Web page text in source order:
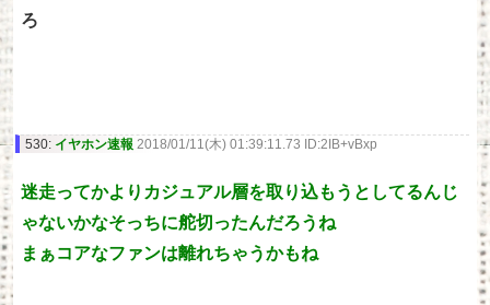
ろ
530: イヤホン速報 2018/01/11(木) 01:39:11.73 ID:2IB+vBxp
迷走ってかよりカジュアル層を取り込もうとしてるんじ
ゃないかなそっちに舵切ったんだろうね
まぁコアなファンは離れちゃうかもね